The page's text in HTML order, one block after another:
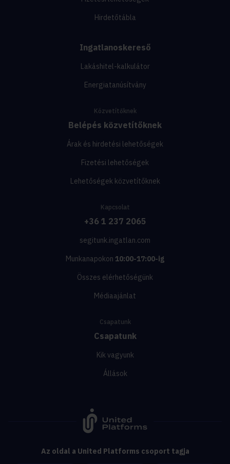
Hirdetőtábla
Ingatlanoskereső
Lakáshitel-kalkulátor
Energiatanúsítvány
Közvetítőknek
Belépés közvetítőknek
Árak és hirdetési lehetőségek
Fizetési lehetőségek
Lehetőségek közvetítőknek
Kapcsolat
+36 1 237 2065
segitunk.ingatlan.com
Munkanapokon 10:00-17:00-ig
Összes elérhetőségünk
Médiaajánlat
Csapatunk
Csapatunk
Kik vagyunk
Állások
Az oldal a United Platforms csoport tagja